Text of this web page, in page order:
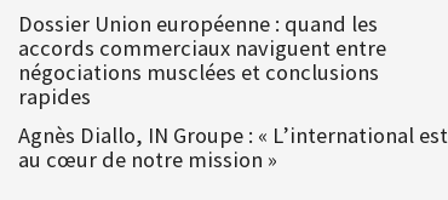
Dossier Union européenne : quand les
accords commerciaux naviguent entre
négociations musclées et conclusions
rapides
Agnès Diallo, IN Groupe : « L’international est
au cœur de notre mission »